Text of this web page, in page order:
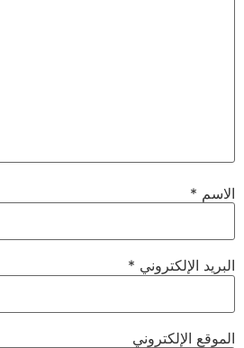
الاسم *
البريد الإلكتروني *
الموقع الإلكتروني